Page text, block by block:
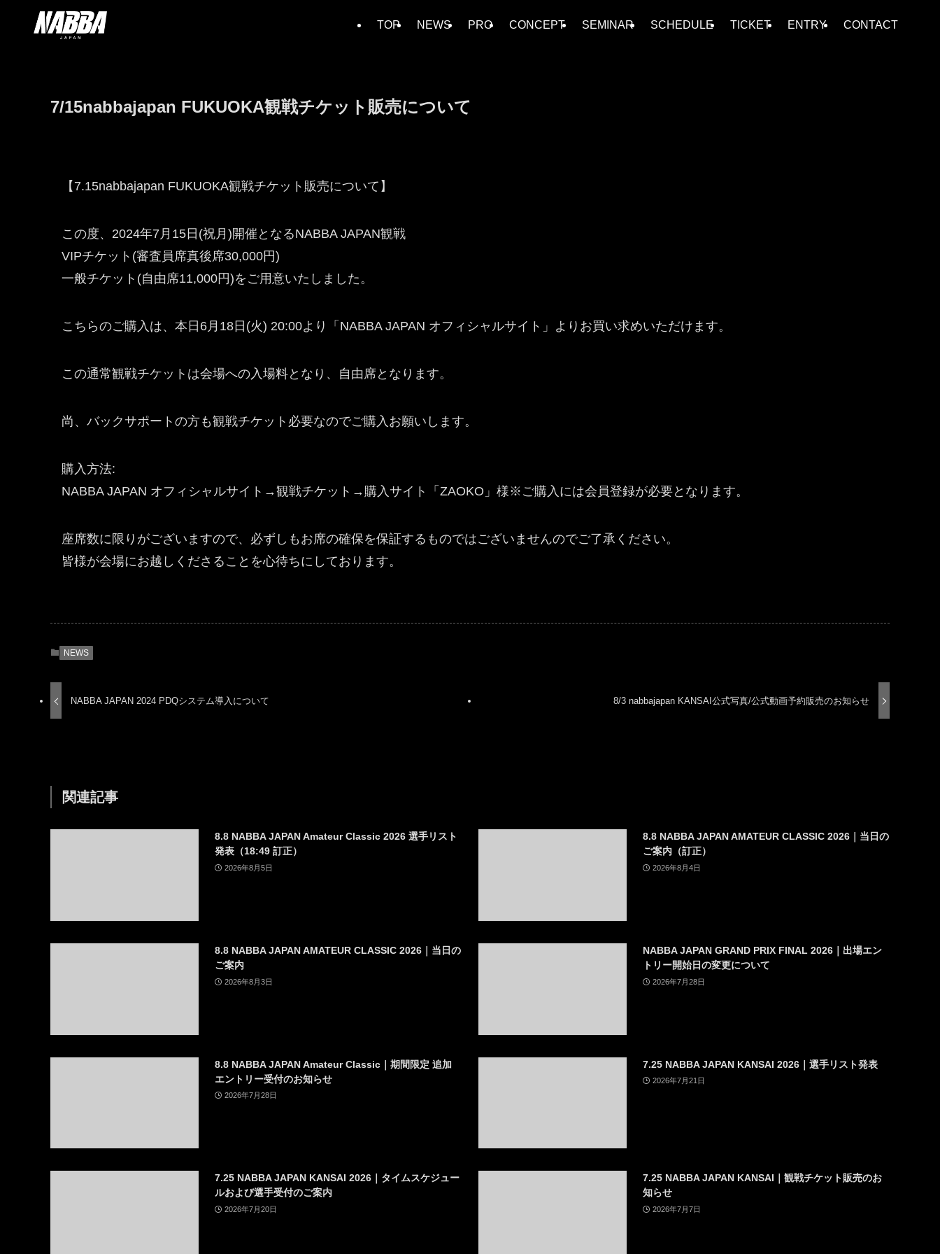
TOP NEWS PRO CONCEPT SEMINAR SCHEDULE TICKET ENTRY CONTACT
7/15nabbajapan FUKUOKA観戦チケット販売について
【7.15nabbajapan FUKUOKA観戦チケット販売について】
この度、2024年7月15日(祝月)開催となるNABBA JAPAN観戦
VIPチケット(審査員席真後席30,000円)
一般チケット(自由席11,000円)をご用意いたしました。
こちらのご購入は、本日6月18日(火) 20:00より「NABBA JAPAN オフィシャルサイト」よりお買い求めいただけます。
この通常観戦チケットは会場への入場料となり、自由席となります。
尚、バックサポートの方も観戦チケット必要なのでご購入お願いします。
購入方法:
NABBA JAPAN オフィシャルサイト→観戦チケット→購入サイト「ZAOKO」様※ご購入には会員登録が必要となります。
座席数に限りがございますので、必ずしもお席の確保を保証するものではございませんのでご了承ください。
皆様が会場にお越しくださることを心待ちにしております。
NEWS
NABBA JAPAN 2024 PDQシステム導入について 8/3 nabbajapan KANSAI公式写真/公式動画予約販売のお知らせ
関連記事
8.8 NABBA JAPAN Amateur Classic 2026 選手リスト
発表（18:49 訂正）
2026年8月5日
8.8 NABBA JAPAN AMATEUR CLASSIC 2026｜当日の
ご案内（訂正）
2026年8月4日
8.8 NABBA JAPAN AMATEUR CLASSIC 2026｜当日の
ご案内
2026年8月3日
NABBA JAPAN GRAND PRIX FINAL 2026｜出場エン
トリー開始日の変更について
2026年7月28日
8.8 NABBA JAPAN Amateur Classic｜期間限定 追加
エントリー受付のお知らせ
2026年7月28日
7.25 NABBA JAPAN KANSAI 2026｜選手リスト発表
2026年7月21日
7.25 NABBA JAPAN KANSAI 2026｜タイムスケジュー
ルおよび選手受付のご案内
2026年7月20日
7.25 NABBA JAPAN KANSAI｜観戦チケット販売のお
知らせ
2026年7月7日